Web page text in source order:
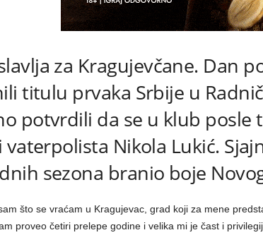
za Kragujevčane. Dan
titulu prvaka Srbije u
potvrdili da se u klub posle
Nikola Lukić.
sezona branio boje
što se vraćam u Kragujevac, grad koji za mene
proveo četiri prelepe godine i velika mi je čast i